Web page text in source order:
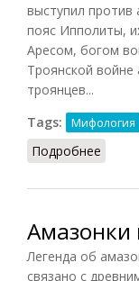
выступил
пояс Ипполиты,
Аресом, богом
Троянской войне
троянцев...
Tags:
Мифология
Подробнее
Амазонки
Легенда об
связано с